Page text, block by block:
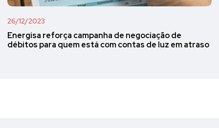
26/12/2023
Energisa reforça campanha de negociação de
débitos para quem está com contas de luz em atraso